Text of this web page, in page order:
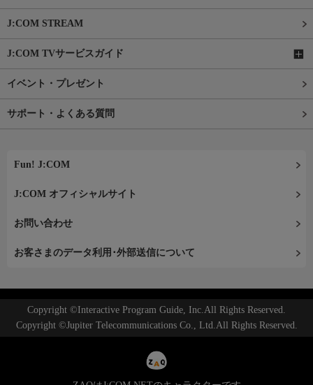
J:COM STREAM
J:COM TVサービスガイド
イベント・プレゼント
サポート・よくある質問
Fun! J:COM
J:COM オフィシャルサイト
お問い合わせ
お客さまのデータ利用･外部送信について
Copyright ©Interactive Program Guide, Inc.All Rights Reserved.
Copyright ©Jupiter Telecommunications Co., Ltd.All Rights Reserved.